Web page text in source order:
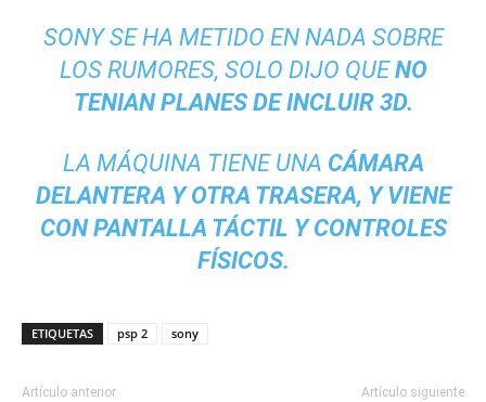
SONY SE HA METIDO EN NADA SOBRE
LOS RUMORES, SOLO DIJO QUENO
TENIAN PLANES DE INCLUIR 3D.
LA MÁQUINA TIENE UNA CÁMARA
DELANTERA Y OTRA TRASERA, Y VIENE
CON PANTALLA TÁCTIL Y CONTROLES
FÍSICOS.
ETIQUETAS psp 2 sony
Artículo anterior Artículo siguiente